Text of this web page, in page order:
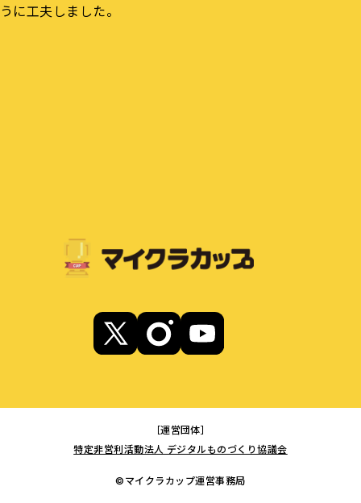
うに工夫しました。
［運営団体］
特定非営利活動法人 デジタルものづくり協議会
©マイクラカップ運営事務局